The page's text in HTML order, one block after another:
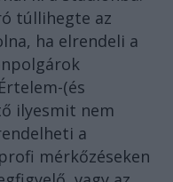
túllihegte az
ha elrendeli a
(és
ilyesmit nem
a
mérkőzéseken